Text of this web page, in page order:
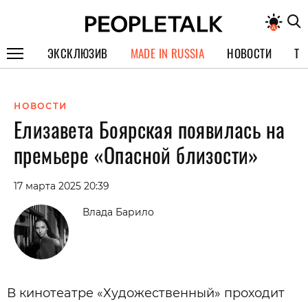
ЭКСКЛЮЗИВ
СПЕЦПРОЕКТЫ
ИНТЕРВЬЮ
ПОКОЛЕНИЕ
MADE IN RUSSIA НОВОСТИ
НОВОСТИ
Елизавета Боярская появилась на
премьере «Опасной близости»
17 марта 2025 20:39
Влада Барило
В кинотеатре «Художественный» проходит